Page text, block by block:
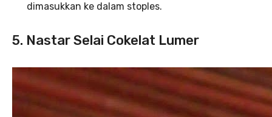
dimasukkan ke dalam stoples.
5. Nastar Selai Cokelat Lumer